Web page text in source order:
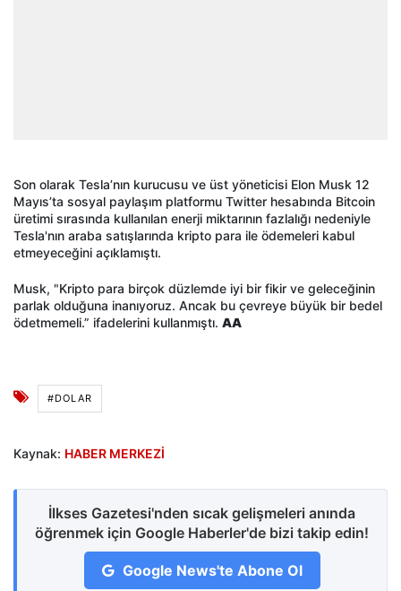
Son olarak Tesla’nın kurucusu ve üst yöneticisi Elon Musk 12
Mayıs’ta sosyal paylaşım platformu Twitter hesabında Bitcoin
üretimi sırasında kullanılan enerji miktarının fazlalığı nedeniyle
Tesla'nın araba satışlarında kripto para ile ödemeleri kabul
etmeyeceğini açıklamıştı.
Musk, "Kripto para birçok düzlemde iyi bir fikir ve geleceğinin
parlak olduğuna inanıyoruz. Ancak bu çevreye büyük bir bedel
ödetmemeli.” ifadelerini kullanmıştı. AA
#DOLAR
Kaynak: HABER MERKEZİ
İlkses Gazetesi'nden sıcak gelişmeleri anında
öğrenmek için Google Haberler'de bizi takip edin!
Google News'te Abone Ol